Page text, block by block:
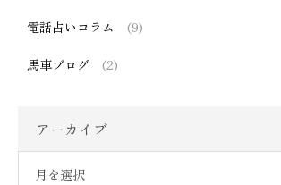
電話占いコラム (9)
馬車ブログ (2)
アーカイブ
月を選択